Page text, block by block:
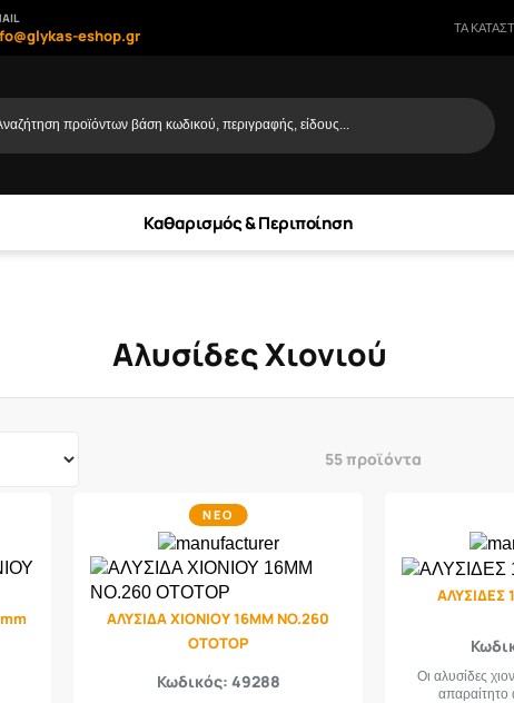
eshop.gr ΤΑ
προϊόντων βάση κωδικού, περιγραφής, είδους...
Καθαρισμός & Περιποίηση
Αλυσίδες Χιονιού
55 προϊόντα
ΝΕΟ
ΑΛΥΣΙΔΑ ΧΙΟΝΙΟΥ 16MM ΝΟ.260
OTOTOP
Κωδικός: 49288
ΑΛΥΣΙΔΕΣ
Οι αλυσίδες
απαραίτητο